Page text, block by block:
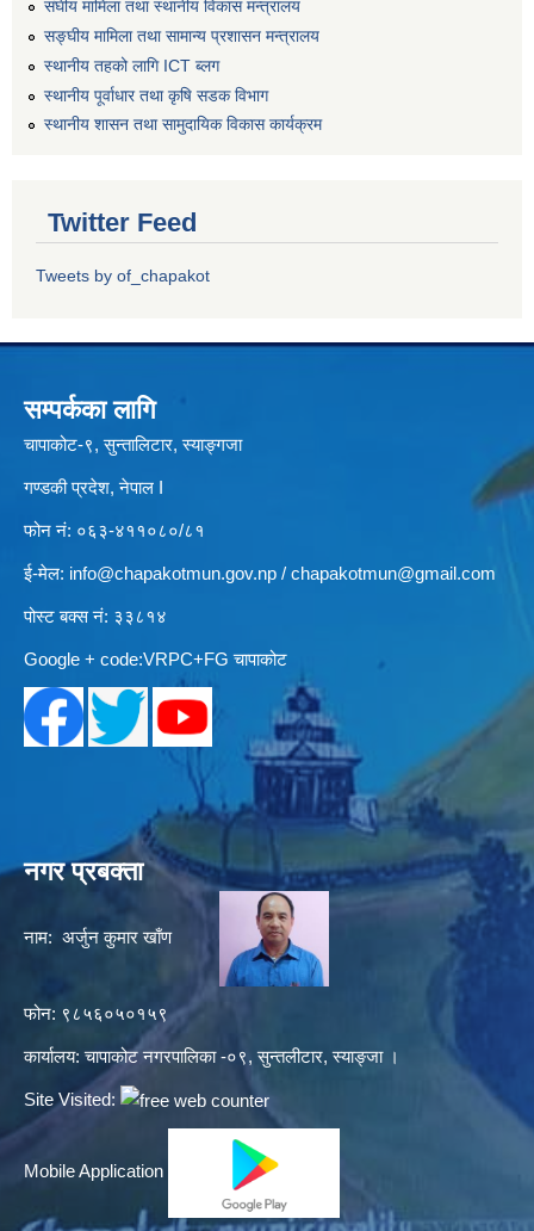
संघीय मामिला तथा स्थानीय विकास मन्त्रालय
सङ्घीय मामिला तथा सामान्य प्रशासन मन्त्रालय
स्थानीय तहको लागि ICT ब्लग
स्थानीय पूर्वाधार तथा कृषि सडक विभाग
स्थानीय शासन तथा सामुदायिक विकास कार्यक्रम
Twitter Feed
Tweets by of_chapakot
सम्पर्कका लागि
चापाकोट-९, सुन्तालिटार, स्याङ्गजा
गण्डकी प्रदेश, नेपाल I
फोन नं: ०६३-४११०८०/८१
ई-मेल: info@chapakotmun.gov.np / chapakotmun@gmail.com
पोस्ट बक्स नं: ३३८१४
Google + code:VRPC+FG चापाकोट
नगर प्रबक्ता
नाम: अर्जुन कुमार खाँण
फोन: ९८५६०५०१५९
कार्यालय: चापाकोट नगरपालिका -०९, सुन्तलीटार, स्याङ्जा ।
Site Visited:
Mobile Application